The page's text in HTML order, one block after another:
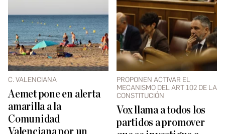
C. VALENCIANA
Aemet pone en alerta
amarilla a la
Comunidad
PROPONEN ACTIVAR EL
MECANISMO DEL ART 102 DE LA
CONSTITUCIÓN
Vox llama a todos los
partidos a promover